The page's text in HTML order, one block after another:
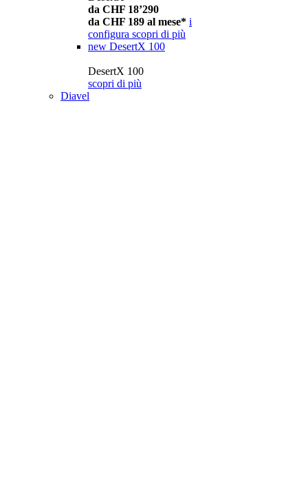
da CHF 18’290
da CHF 189 al mese* i
configura scopri di più
new DesertX 100
DesertX 100
scopri di più
Diavel